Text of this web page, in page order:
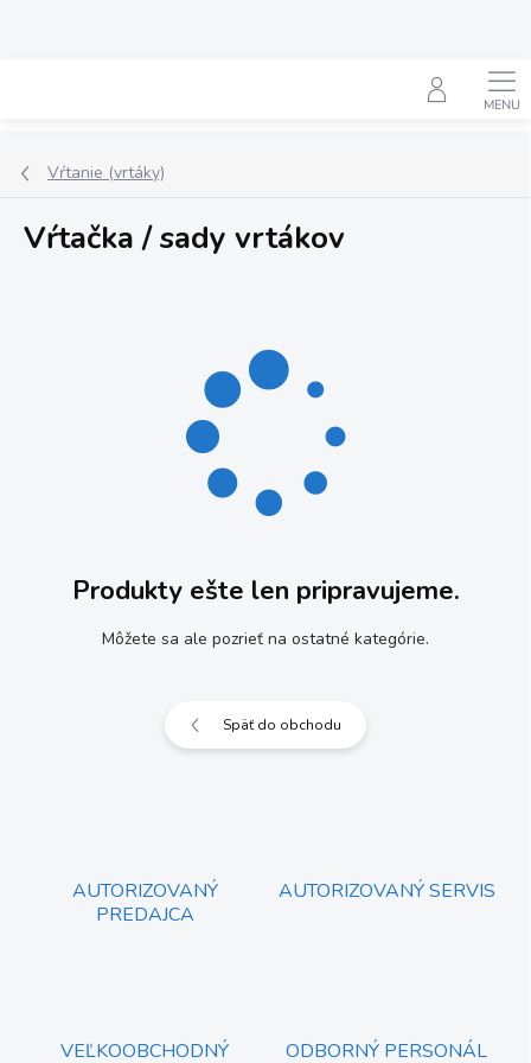
Hľadať
Vŕtanie (vrtáky)
Vŕtačka / sady vrtákov
Produkty ešte len pripravujeme.
Môžete sa ale pozrieť na ostatné kategórie.
Späť do obchodu
AUTORIZOVANÝ
PREDAJCA
AUTORIZOVANÝ SERVIS
VEĽKOOBCHODNÝ
ODBORNÝ PERSONÁL